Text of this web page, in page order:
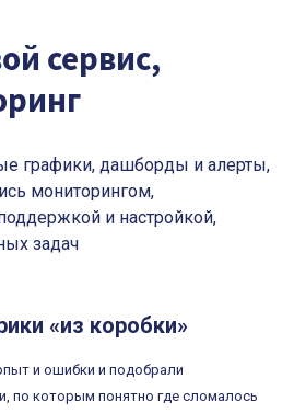
сервис,
графики, дашборды и алерты,
мониторингом,
и настройкой,
задач
«из коробки»
и ошибки и подобрали
по которым понятно где сломалось